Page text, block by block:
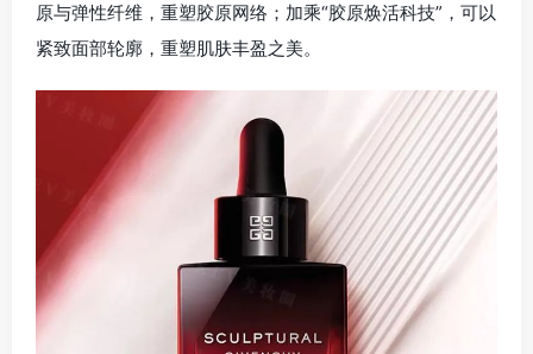
原与弹性纤维，重塑胶原网络；加乘“胶原焕活科技”，可以
紧致面部轮廓，重塑肌肤丰盈之美。